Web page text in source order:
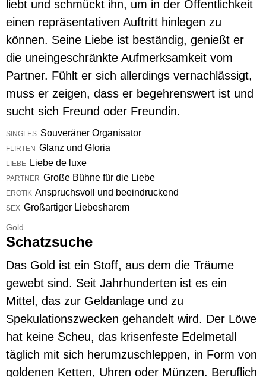
liebt und schmückt ihn, um in der Öffentlichkeit
einen repräsentativen Auftritt hinlegen zu
können. Seine Liebe ist beständig, genießt er
die uneingeschränkte Aufmerksamkeit vom
Partner. Fühlt er sich allerdings vernachlässigt,
muss er zeigen, dass er begehrenswert ist und
sucht sich Freund oder Freundin.
SINGLES Souveräner Organisator
FLIRTEN Glanz und Gloria
LIEBE Liebe de luxe
PARTNER Große Bühne für die Liebe
EROTIK Anspruchsvoll und beeindruckend
SEX Großartiger Liebesharem
Gold
Schatzsuche
Das Gold ist ein Stoff, aus dem die Träume
gewebt sind. Seit Jahrhunderten ist es ein
Mittel, das zur Geldanlage und zu
Spekulationszwecken gehandelt wird. Der Löwe
hat keine Scheu, das krisenfeste Edelmetall
täglich mit sich herumzuschleppen, in Form von
goldenen Ketten, Uhren oder Münzen. Beruflich